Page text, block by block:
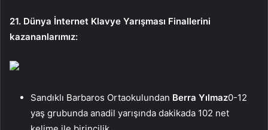
21. Dünya İnternet Klavye Yarışması Finallerini
kazananlarımız:
Sandıklı Barbaros Ortaokulundan Berra Yılmaz0-12
yaş grubunda anadil yarışında dakikada 102 net